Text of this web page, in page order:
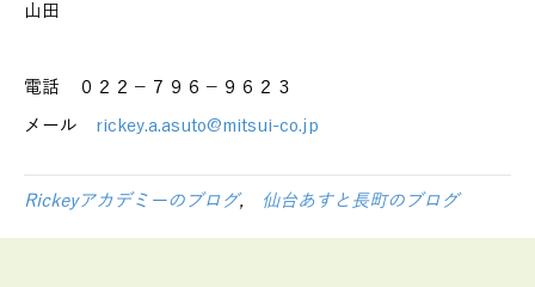
山田
電話 ０２２－７９６－９６２３
メール rickey.a.asuto@mitsui-co.jp
Rickeyアカデミーのブログ, 仙台あすと長町のブログ